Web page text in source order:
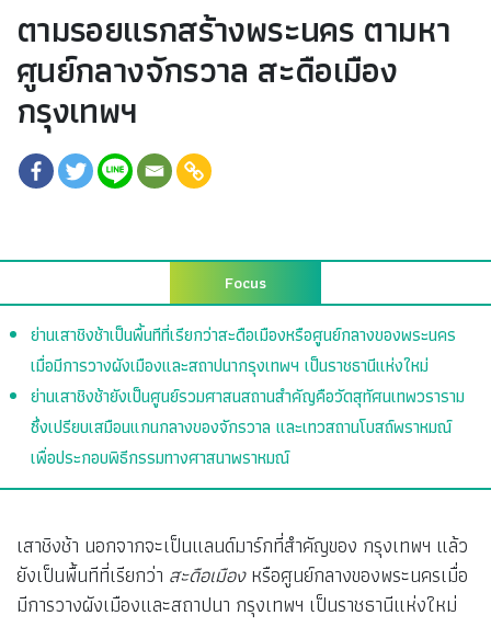
ตามรอยแรกสร้างพระนคร ตามหา
ศูนย์กลางจักรวาล สะดือเมือง
กรุงเทพฯ
Focus
ย่านเสาชิงช้าเป็นพื้นทีที่เรียกว่าสะดือเมืองหรือศูนย์กลางของพระนคร
เมื่อมีการวางผังเมืองและสถาปนากรุงเทพฯ เป็นราชธานีแห่งใหม่
ย่านเสาชิงช้ายังเป็นศูนย์รวมศาสนสถานสำคัญคือวัดสุทัศนเทพวราราม
ซึ่งเปรียบเสมือนแกนกลางของจักรวาล และเทวสถานโบสถ์พราหมณ์
เพื่อประกอบพิธีกรรมทางศาสนาพราหมณ์
เสาชิงช้า นอกจากจะเป็นแลนด์มาร์กที่สำคัญของ กรุงเทพฯ แล้ว
ยังเป็นพื้นทีที่เรียกว่า สะดือเมืองหรือศูนย์กลางของพระนครเมื่อ
มีการวางผังเมืองและสถาปนา กรุงเทพฯ เป็นราชธานีแห่งใหม่